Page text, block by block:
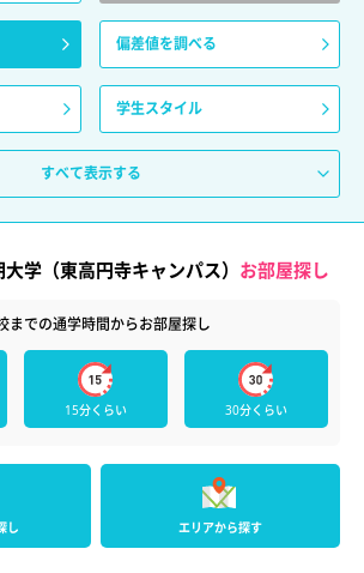
偏差値を調べる
学生スタイル
すべて表示する
学（東高円寺キャンパス） お部屋探し
までの通学時間からお部屋探し
15分くらい 30分くらい
し エリアから探す